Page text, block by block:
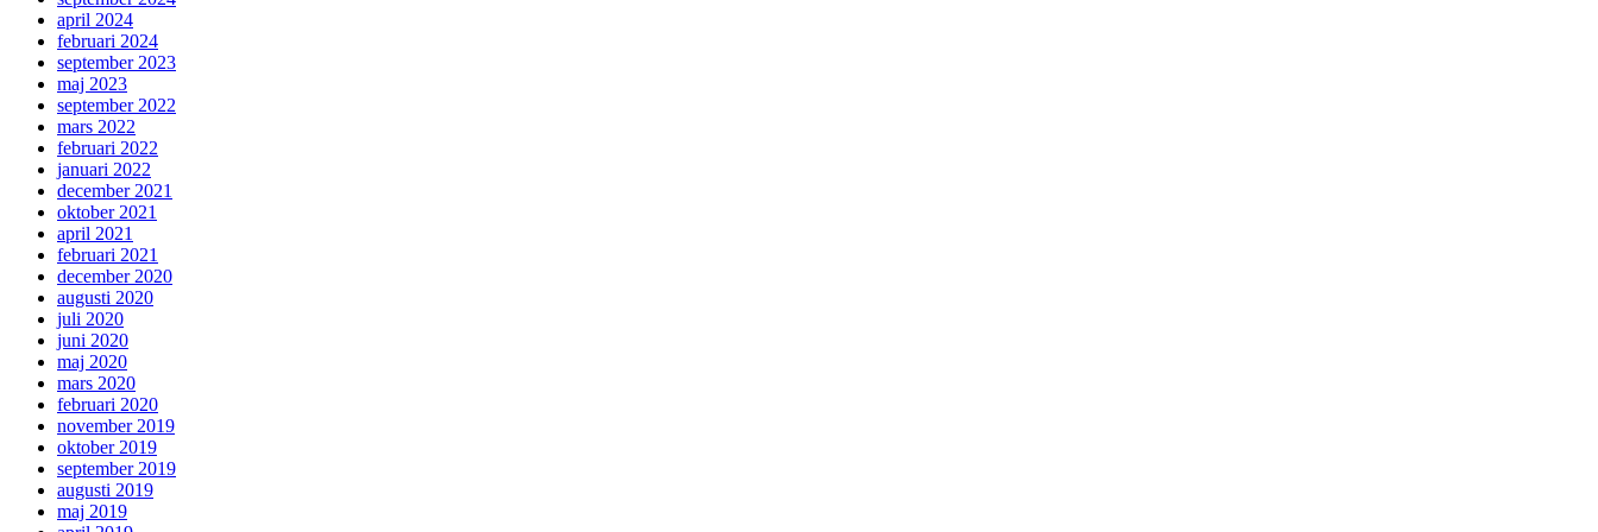
april 2024
februari 2024
september 2023
maj 2023
september 2022
mars 2022
februari 2022
januari 2022
december 2021
oktober 2021
april 2021
februari 2021
december 2020
augusti 2020
juli 2020
juni 2020
maj 2020
mars 2020
februari 2020
november 2019
oktober 2019
september 2019
augusti 2019
maj 2019